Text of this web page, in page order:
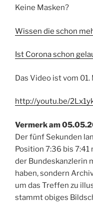
Keine Masken?
Wissen die schon
Ist Corona schon
Das Video ist vom
http://youtu.be/
Vermerk am
Der fünf Sekunden
Position 7:36 bis
der Bundeskanzlerin
haben, sondern
um das Treffen zu
stammt obiges